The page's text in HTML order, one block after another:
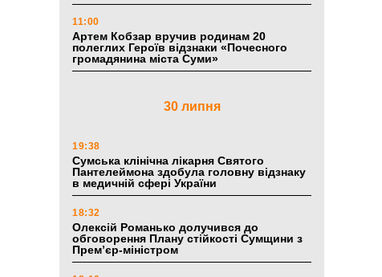
11:00
Артем Кобзар вручив родинам 20
полеглих Героїв відзнаки «Почесного
громадянина міста Суми»
30 липня
19:38
Сумська клінічна лікарня Святого
Пантелеймона здобула головну відзнаку
в медичній сфері України
18:32
Олексій Романько долучився до
обговорення Плану стійкості Сумщини з
Прем’єр-міністром